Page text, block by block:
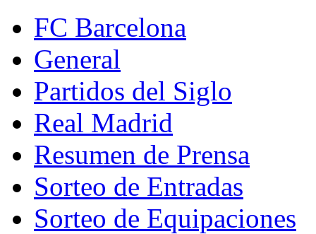
FC Barcelona
General
Partidos del Siglo
Real Madrid
Resumen de Prensa
Sorteo de Entradas
Sorteo de Equipaciones